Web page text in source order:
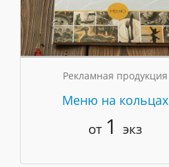
Рекламная продукция
Меню на кольцах
от 1 экз